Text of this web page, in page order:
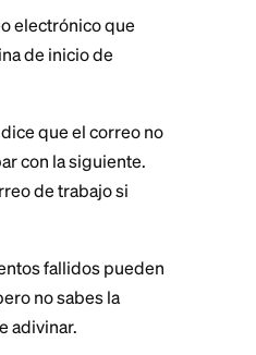
verificar:
de correo electrónico
es ir a la página de inicio
usado.
correo. Si te dice que el
puedes probar con la
y un correo de